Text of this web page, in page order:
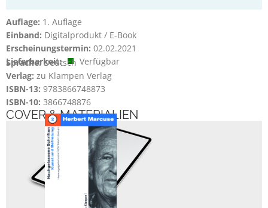
Auflage: 1. Auflage
Einband: Digitalprodukt / E-Book
Erscheinungstermin: 02.02.2021
Lieferbarkeit:
Verfügbar
Sprache:Deutsch
Verlag: zu Klampen Verlag
ISBN-13: 9783866748873
ISBN-10: 3866748876
COVER & MATERIALIEN